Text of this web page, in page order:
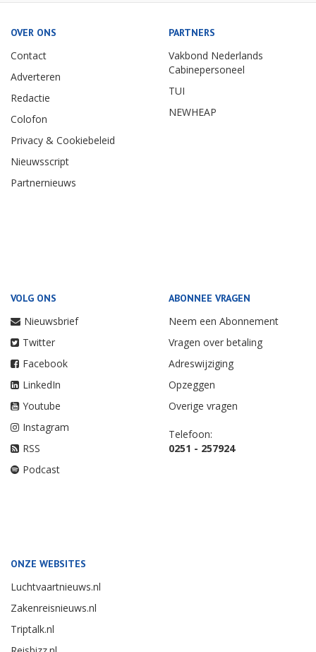
OVER ONS
Contact
Adverteren
Redactie
Colofon
Privacy & Cookiebeleid
Nieuwsscript
Partnernieuws
PARTNERS
Vakbond Nederlands
Cabinepersoneel
TUI
NEWHEAP
VOLG ONS
Nieuwsbrief
Twitter
Facebook
LinkedIn
Youtube
Instagram
RSS
Podcast
ABONNEE VRAGEN
Neem een Abonnement
Vragen over betaling
Adreswijziging
Opzeggen
Overige vragen
Telefoon:
0251 - 257924
ONZE WEBSITES
Luchtvaartnieuws.nl
Zakenreisnieuws.nl
Triptalk.nl